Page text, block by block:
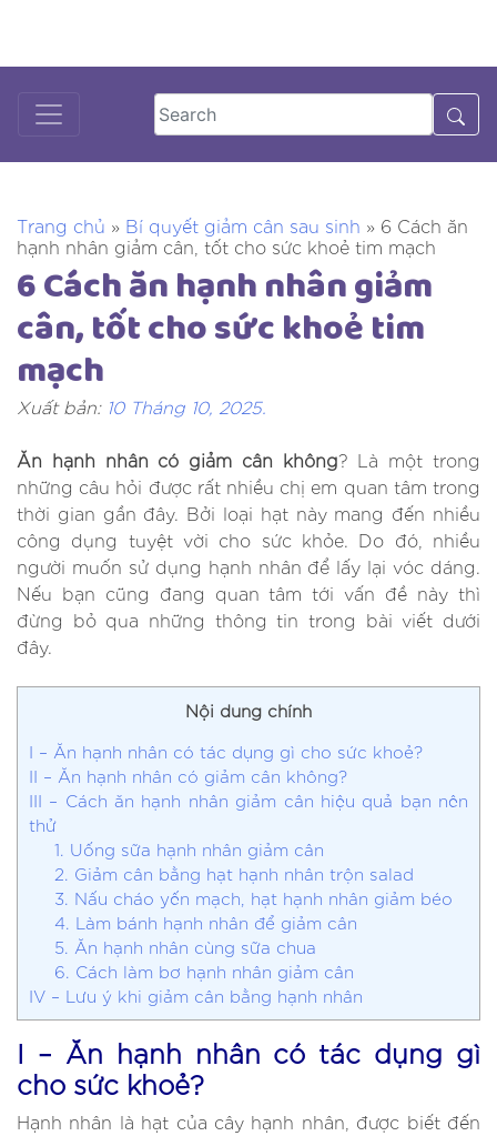
content
18001125
Trang chủ » Bí quyết giảm cân sau sinh » 6 Cách ăn
hạnh nhân giảm cân, tốt cho sức khoẻ tim mạch
6 Cách ăn hạnh nhân giảm
cân, tốt cho sức khoẻ tim
mạch
Xuất bản: 10 Tháng 10, 2025.
Ăn hạnh nhân có giảm cân không? Là một trong
những câu hỏi được rất nhiều chị em quan tâm trong
thời gian gần đây. Bởi loại hạt này mang đến nhiều
công dụng tuyệt vời cho sức khỏe. Do đó, nhiều
người muốn sử dụng hạnh nhân để lấy lại vóc dáng.
Nếu bạn cũng đang quan tâm tới vấn đề này thì
đừng bỏ qua những thông tin trong bài viết dưới
đây.
Nội dung chính
I – Ăn hạnh nhân có tác dụng gì cho sức khoẻ?
II – Ăn hạnh nhân có giảm cân không?
III – Cách ăn hạnh nhân giảm cân hiệu quả bạn nên
thử
1. Uống sữa hạnh nhân giảm cân
2. Giảm cân bằng hạt hạnh nhân trộn salad
3. Nấu cháo yến mạch, hạt hạnh nhân giảm béo
4. Làm bánh hạnh nhân để giảm cân
5. Ăn hạnh nhân cùng sữa chua
6. Cách làm bơ hạnh nhân giảm cân
IV – Lưu ý khi giảm cân bằng hạnh nhân
I – Ăn hạnh nhân có tác dụng gì
cho sức khoẻ?
Hạnh nhân là hạt của cây hạnh nhân, được biết đến